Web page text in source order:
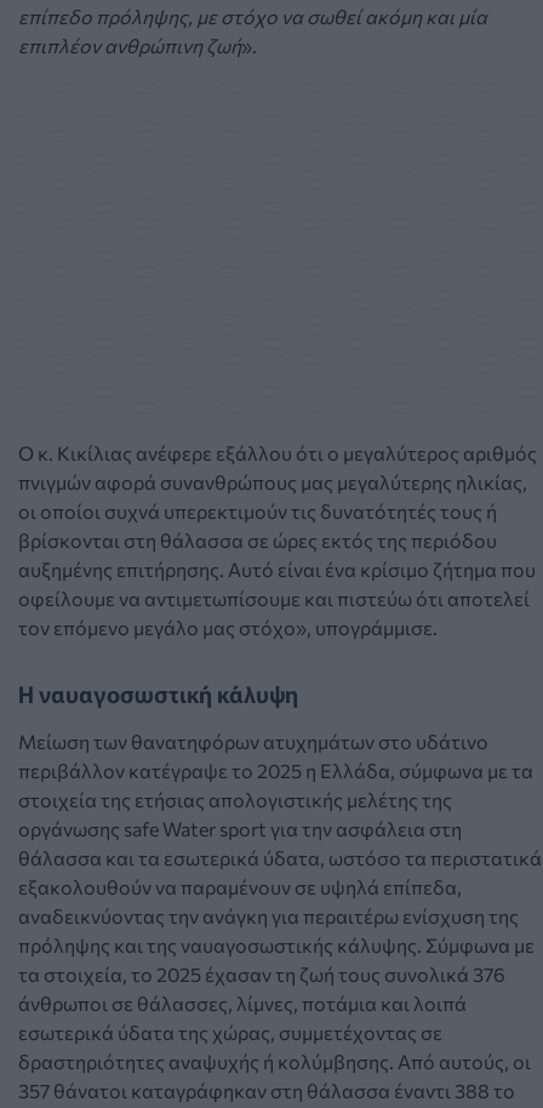
επίπεδο πρόληψης, με στόχο να σωθεί ακόμη και μία
επιπλέον ανθρώπινη ζωή».
Ο κ. Κικίλιας ανέφερε εξάλλου ότι ο μεγαλύτερος αριθμός
πνιγμών αφορά συνανθρώπους μας μεγαλύτερης ηλικίας,
οι οποίοι συχνά υπερεκτιμούν τις δυνατότητές τους ή
βρίσκονται στη θάλασσα σε ώρες εκτός της περιόδου
αυξημένης επιτήρησης. Αυτό είναι ένα κρίσιμο ζήτημα που
οφείλουμε να αντιμετωπίσουμε και πιστεύω ότι αποτελεί
τον επόμενο μεγάλο μας στόχο», υπογράμμισε.
Η ναυαγοσωστική κάλυψη
Μείωση των θανατηφόρων ατυχημάτων στο υδάτινο
περιβάλλον κατέγραψε το 2025 η Ελλάδα, σύμφωνα με τα
στοιχεία της ετήσιας απολογιστικής μελέτης της
οργάνωσης safe Water sport για την ασφάλεια στη
θάλασσα και τα εσωτερικά ύδατα, ωστόσο τα περιστατικά
εξακολουθούν να παραμένουν σε υψηλά επίπεδα,
αναδεικνύοντας την ανάγκη για περαιτέρω ενίσχυση της
πρόληψης και της ναυαγοσωστικής κάλυψης. Σύμφωνα με
τα στοιχεία, το 2025 έχασαν τη ζωή τους συνολικά 376
άνθρωποι σε θάλασσες, λίμνες, ποτάμια και λοιπά
εσωτερικά ύδατα της χώρας, συμμετέχοντας σε
δραστηριότητες αναψυχής ή κολύμβησης. Από αυτούς, οι
357 θάνατοι καταγράφηκαν στη θάλασσα έναντι 388 το